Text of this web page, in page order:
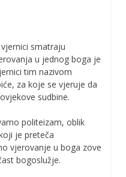
smatraju
u jednog boga je
tim nazivom
za koje se vjeruje da
sudbine.
politeizam, oblik
je preteča
vjerovanje u boga zove
bogoslužje.